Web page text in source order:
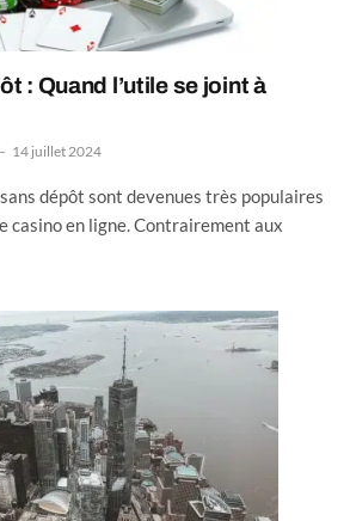
: Quand l’utile se joint à
14 juillet 2024
dépôt sont devenues très populaires
casino en ligne. Contrairement aux